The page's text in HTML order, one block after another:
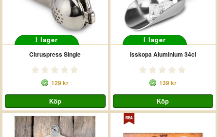
I lager
Citruspress Single
129 kr
I lager
Isskopa Aluminium 34cl
139 kr